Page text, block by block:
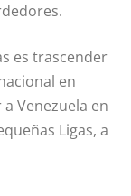
es trascender
en
Venezuela en
Ligas, a